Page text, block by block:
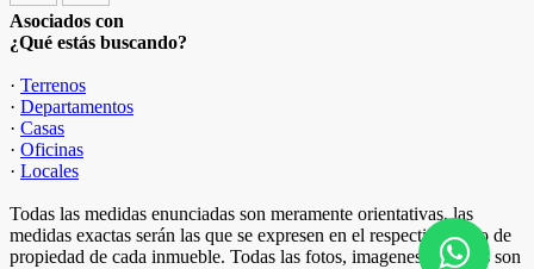
Asociados con
¿Qué estás buscando?
· Terrenos
· Departamentos
· Casas
· Oficinas
· Locales
Todas las medidas enunciadas son meramente orientativas, las
medidas exactas serán las que se expresen en el respectivo título de
propiedad de cada inmueble. Todas las fotos, imagenes y videos son